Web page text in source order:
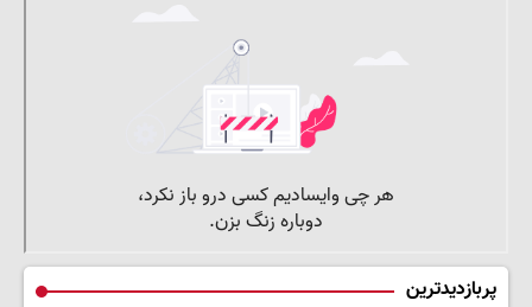
پربازدیدترین